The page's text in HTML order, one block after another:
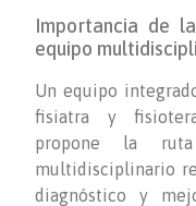
Importancia de
equipo
Un equipo
fisiatra y
propone la
multidisciplinario
diagnóstico y